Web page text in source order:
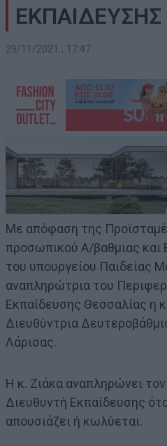
ΕΚΠΑΙΔΕΥΣΗΣ
29/11/2021 , 17:47
Με απόφαση της
προσωπικού Α/βαθμιας και
του υπουργείου Παιδείας
αναπληρώτρια του
Εκπαίδευσης Θεσσαλίας η
Διευθύντρια
Λάρισας.
Η κ. Ζιάκα αναπληρώνει
Διευθυντή Εκπαίδευσης
απουσιάζει ή κωλύεται.